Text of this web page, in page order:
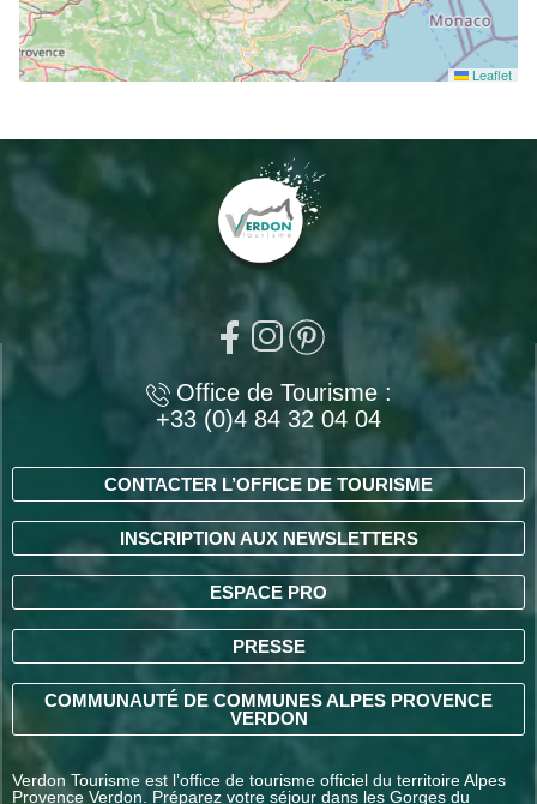
Leaflet
Office de Tourisme :
+33 (0)4 84 32 04 04
CONTACTER L’OFFICE DE TOURISME
INSCRIPTION AUX NEWSLETTERS
ESPACE PRO
PRESSE
COMMUNAUTÉ DE COMMUNES ALPES PROVENCE
VERDON
Verdon Tourisme est l’office de tourisme officiel du territoire Alpes
Provence Verdon. Préparez votre séjour dans les Gorges du